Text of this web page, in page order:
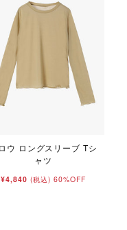
ウ ロングスリーブ Tシ
ャツ
¥4,840 (税込) 60%OFF